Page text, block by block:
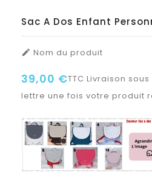
Sac A Dos Enfant
 Nom du produit
39,00 €TTC Livraison
lettre une fois votre produit